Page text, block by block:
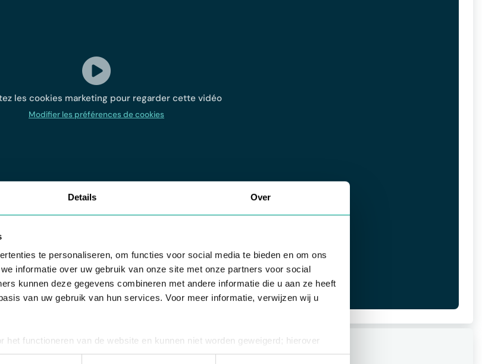
Details Over
te personaliseren, om functies voor social media te bieden en om ons
informatie over uw gebruik van onze site met onze partners voor social
kunnen deze gegevens combineren met andere informatie die u aan ze heeft
van uw gebruik van hun services. Voor meer informatie, verwijzen wij u
het functioneren van de website en kunnen niet worden geweigerd; hierover
toestemming voor het gebruik van andere cookies op elk moment intrekken
les cookies marketing pour regarder cette vidéo
Modifier les préférences de cookies